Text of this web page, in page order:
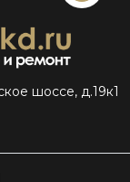
шоссе, д.19к1